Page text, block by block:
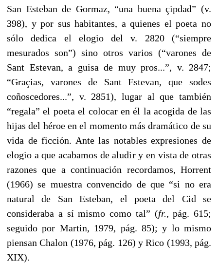
San Esteban de Gormaz, “una buena çipdad” (v.
398), y por sus habitantes, a quienes el poeta no
sólo dedica el elogio del v. 2820 (“siempre
mesurados son”) sino otros varios (“varones de
Sant Estevan, a guisa de muy pros...”, v. 2847;
“Graçias, varones de Sant Estevan, que sodes
coñoscedores...”, v. 2851), lugar al que también
“regala” el poeta el colocar en él la acogida de las
hijas del héroe en el momento más dramático de su
vida de ficción. Ante las notables expresiones de
elogio a que acabamos de aludir y en vista de otras
razones que a continuación recordamos, Horrent
(1966) se muestra convencido de que “si no era
natural de San Esteban, el poeta del Cid se
consideraba a sí mismo como tal” (fr., pág. 615;
seguido por Martin, 1979, pág. 85); y lo mismo
piensan Chalon (1976, pág. 126) y Rico (1993, pág.
XIX).